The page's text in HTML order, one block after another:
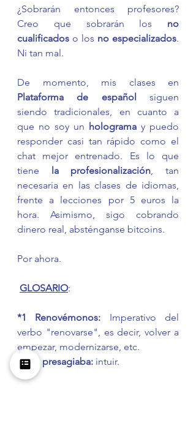
¿Sobrarán entonces profesores?
Creo que sobrarán los no
cualificados o los no especializados.
Ni tan mal.
Plataforma de español siguen
siendo tradicionales, en cuanto a
que no soy un holograma y puedo
responder casi tan rápido como el
chat mejor entrenado. Es lo que
tiene la profesionalización, tan
necesaria en las clases de idiomas,
frente a lecciones por 5 euros la
hora. Asimismo, sigo cobrando
dinero real, absténganse bitcoins.
Por ahora.
GLOSARIO:
*1 Renovémonos: Imperativo del
verbo "renovarse", es decir, volver a
empezar, modernizarse, etc.
*2 Se presagiaba: intuir.